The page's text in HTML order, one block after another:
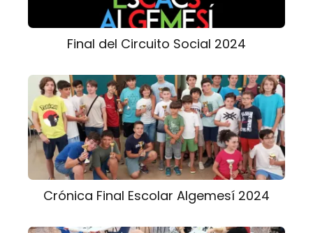
Final del Circuito Social 2024
Crónica Final Escolar Algemesí 2024